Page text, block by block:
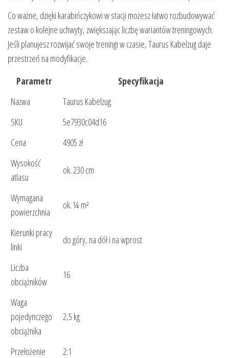
Co ważne, dzięki karabińczykowi w stacji możesz łatwo rozbudowywać
zestaw o kolejne uchwyty, zwiększając liczbę wariantów treningowych.
Jeśli planujesz rozwijać swoje treningi w czasie, Taurus Kabelzug daje
przestrzeń na modyfikacje.
Parametr
Specyfikacja
Nazwa
Taurus Kabelzug
SKU
5e7930c04d16
Cena
4905 zł
Wysokość
atlasu
ok. 230 cm
Wymagana
powierzchnia
ok. ¼ m²
Kierunki pracy
linki
do góry, na dół i na wprost
Liczba
obciążników
16
Waga
pojedynczego
obciążnika
2,5 kg
Przełożenie
2:1